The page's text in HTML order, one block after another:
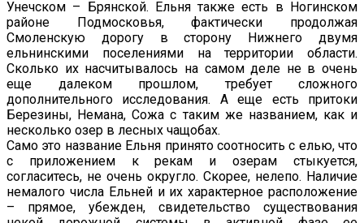
Унечском – Брянской. Ельня также есть в Ногинском
районе Подмосковья, фактически продолжая
Смоленскую дорогу в сторону Нижнего двумя
ельнинскими поселениями на территории области.
Сколько их насчитывалось на самом деле не в очень
еще далеком прошлом, требует сложного
дополнительного исследования. А еще есть притоки
Березины, Немана, Сожа с таким же названием, как и
несколько озер в лесных чащобах.
Само это название Ельня принято соотносить с елью, что
с приложением к рекам и озерам стыкуется,
согласитесь, не очень округло. Скорее, нелепо. Наличие
немалого числа Ельней и их характерное расположение
– прямое, убежден, свидетельство существования